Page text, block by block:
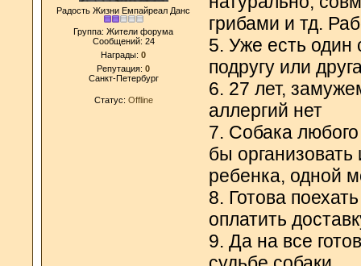
Радость Жизни Емпайреал Данс
Группа: Жители форума
Сообщений: 24
Награды: 0
Репутация: 0
Санкт-Петербург
Статус: Offline
грибами и тд.
5. Уже есть один
подругу или
6. 27 лет,
аллергий нет
7. Собака
бы
ребенка, одной
8. Готова
оплатить
9. Да на все